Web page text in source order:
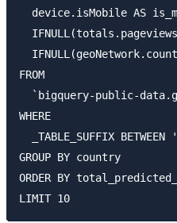
device.isMobile AS
FROM
`bigquery-public-
WHERE
_TABLE_SUFFIX BETWEEN
GROUP BY country
ORDER BY